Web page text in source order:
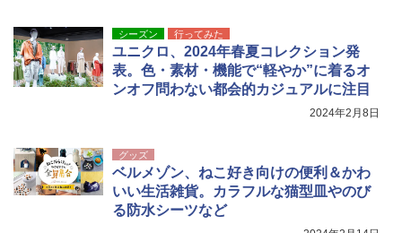
シーズン 行ってみた
ユニクロ、2024年春夏コレクション発
表。色・素材・機能で“軽やか”に着るオ
ンオフ問わない都会的カジュアルに注目
2024年2月8日
グッズ
ベルメゾン、ねこ好き向けの便利＆かわ
いい生活雑貨。カラフルな猫型皿やのび
る防水シーツなど